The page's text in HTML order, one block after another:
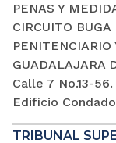
PENAS Y
CIRCUITO BUGA
PENITENCIARIO
GUADALAJARA
Calle 7 No.13-56.
Edificio
TRIBUNAL